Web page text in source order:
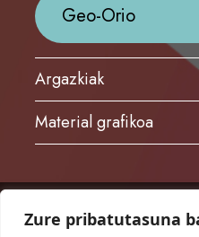
Zure pribatutasuna
Geo-Orio
Argazkiak
Material grafikoa
ORIOKO UDALA